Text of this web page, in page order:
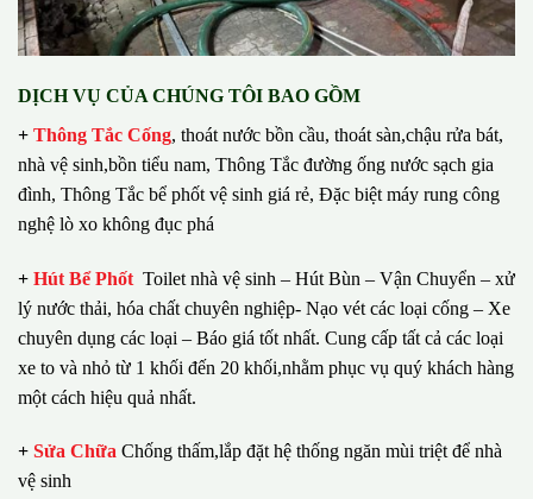
DỊCH VỤ CỦA CHÚNG TÔI BAO GỒM
+ Thông Tắc Cống, thoát nước bồn cầu, thoát sàn,chậu rửa bát,
nhà vệ sinh,bồn tiểu nam, Thông Tắc đường ống nước sạch gia
đình, Thông Tắc bể phốt vệ sinh giá rẻ, Đặc biệt máy rung công
nghệ lò xo không đục phá
+ Hút Bể Phốt Toilet nhà vệ sinh – Hút Bùn – Vận Chuyển – xử
lý nước thải, hóa chất chuyên nghiệp- Nạo vét các loại cống – Xe
chuyên dụng các loại – Báo giá tốt nhất. Cung cấp tất cả các loại
xe to và nhỏ từ 1 khối đến 20 khối,nhằm phục vụ quý khách hàng
một cách hiệu quả nhất.
+ Sửa Chữa Chống thấm,lắp đặt hệ thống ngăn mùi triệt để nhà
vệ sinh